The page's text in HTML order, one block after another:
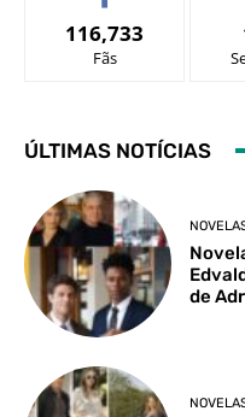
116,733
Fãs
ÚLTIMAS NOTÍCIAS
de